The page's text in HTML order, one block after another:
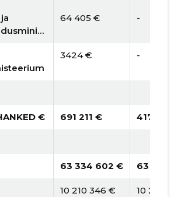
Põllumajandusministeerium
64 405 € -
3424 € -
€ 691 211 € 417
63 334 602 € 63 791
10 210 346 € 10 284